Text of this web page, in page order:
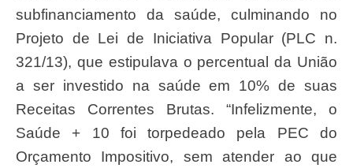
subfinanciamento da saúde, culminando no
Projeto de Lei de Iniciativa Popular (PLC n.
321/13), que estipulava o percentual da União
a ser investido na saúde em 10% de suas
Receitas Correntes Brutas. “Infelizmente, o
Saúde + 10 foi torpedeado pela PEC do
Orçamento Impositivo, sem atender ao que